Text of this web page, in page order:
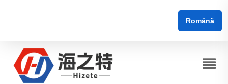
Română